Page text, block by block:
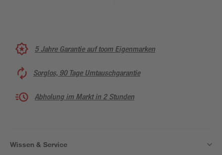
5 Jahre Garantie auf toom Eigenmarken
Sorglos, 90 Tage Umtauschgarantie
Abholung im Markt in 2 Stunden
Wissen & Service